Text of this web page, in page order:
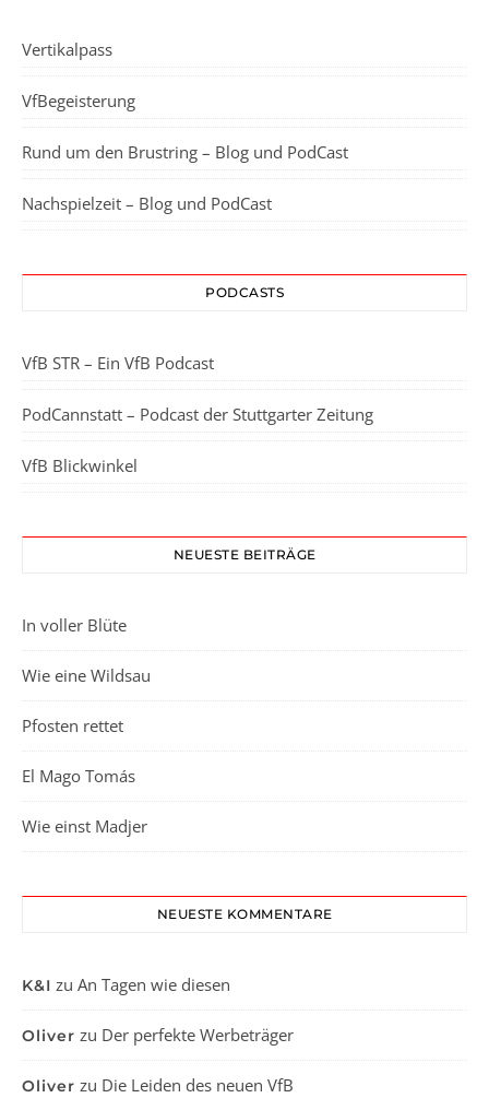
Vertikalpass
VfBegeisterung
Rund um den Brustring – Blog und PodCast
Nachspielzeit – Blog und PodCast
PODCASTS
VfB STR – Ein VfB Podcast
PodCannstatt – Podcast der Stuttgarter Zeitung
VfB Blickwinkel
NEUESTE BEITRÄGE
In voller Blüte
Wie eine Wildsau
Pfosten rettet
El Mago Tomás
Wie einst Madjer
NEUESTE KOMMENTARE
K&I zu An Tagen wie diesen
Oliver zu Der perfekte Werbeträger
Oliver zu Die Leiden des neuen VfB